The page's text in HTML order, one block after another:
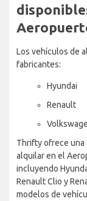
Los vehículos de
fabricantes:
Hyundai
Renault
Thrifty ofrece una
alquilar en el
incluyendo
Renault Clio y
modelos de